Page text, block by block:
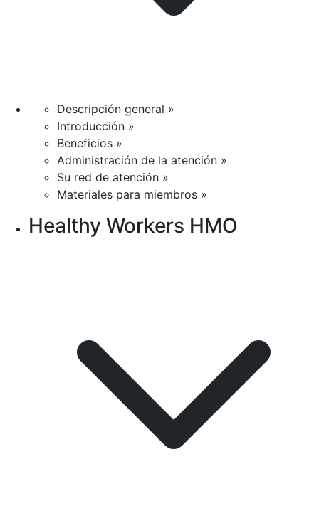
Descripción general »
Introducción »
Beneficios »
Administración de la atención »
Su red de atención »
Materiales para miembros »
Healthy Workers HMO